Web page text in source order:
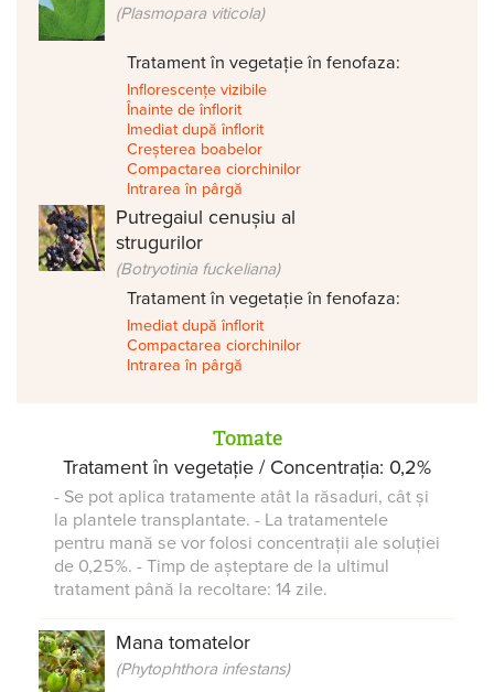
(Plasmopara viticola)
Tratament în vegetație în fenofaza:
Inflorescențe vizibile
Înainte de înflorit
Imediat după înflorit
Creșterea boabelor
Compactarea ciorchinilor
Intrarea în pârgă
Putregaiul cenușiu al
strugurilor
(Botryotinia fuckeliana)
Tratament în vegetație în fenofaza:
Imediat după înflorit
Compactarea ciorchinilor
Intrarea în pârgă
Tomate
Tratament în vegetație / Concentrația: 0,2%
- Se pot aplica tratamente atât la răsaduri, cât și
la plantele transplantate. - La tratamentele
pentru mană se vor folosi concentrații ale soluției
de 0,25%. - Timp de așteptare de la ultimul
tratament până la recoltare: 14 zile.
Mana tomatelor
(Phytophthora infestans)